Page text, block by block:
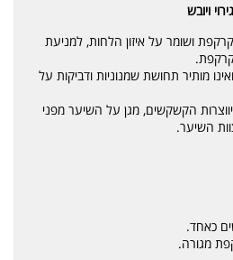
ויובש
ושומר על איזון הלחות, למניעת
מותיר תחושת שמנוניות ודביקות על
הקשקשים, מגן על השיער מפני
השיער.
כאחד.
מגורה.